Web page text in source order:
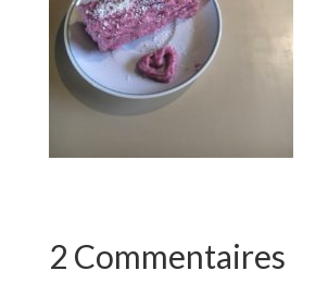
2 Commentaires